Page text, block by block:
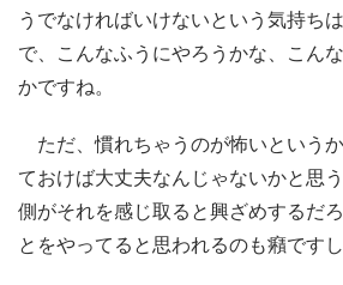
うでなければいけないという気持ち
で、こんなふうにやろうかな、こん
かですね。
ただ、慣れちゃうのが怖いという
ておけば大丈夫なんじゃないかと思
側がそれを感じ取ると興ざめするだ
とをやってると思われるのも癪ですし